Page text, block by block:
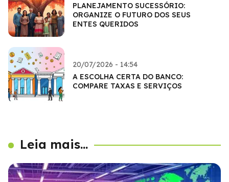
PLANEJAMENTO SUCESSÓRIO:
ORGANIZE O FUTURO DOS SEUS
ENTES QUERIDOS
20/07/2026 - 14:54
A ESCOLHA CERTA DO BANCO:
COMPARE TAXAS E SERVIÇOS
Leia mais...